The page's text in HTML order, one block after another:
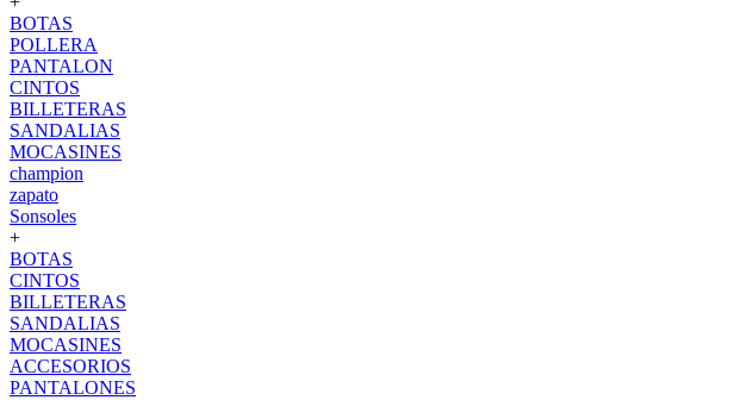
BOTAS
POLLERA
PANTALON
CINTOS
BILLETERAS
SANDALIAS
MOCASINES
champion
zapato
Sonsoles
+
BOTAS
CINTOS
BILLETERAS
SANDALIAS
MOCASINES
ACCESORIOS
PANTALONES